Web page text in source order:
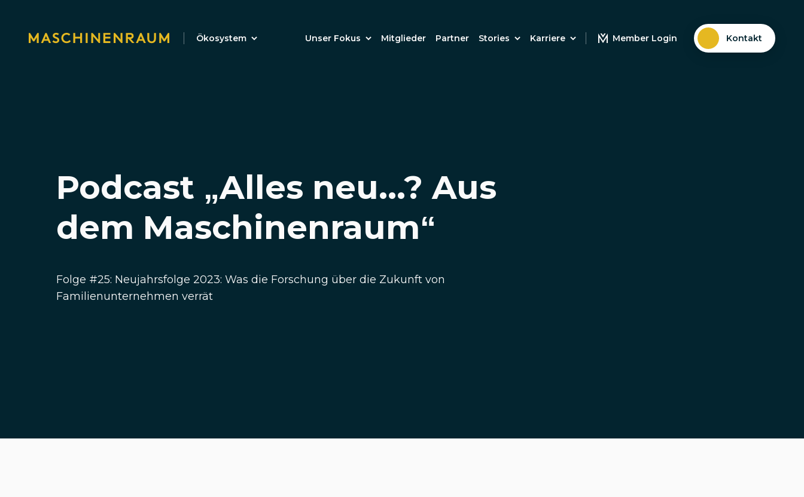
Ökosystem Unser Fokus Mitglieder Partner Stories Karriere Member Login Kontakt
Podcast „Alles neu...? Aus
dem Maschinenraum“
Folge #25: Neujahrsfolge 2023: Was die Forschung über die Zukunft von
Familienunternehmen verrät